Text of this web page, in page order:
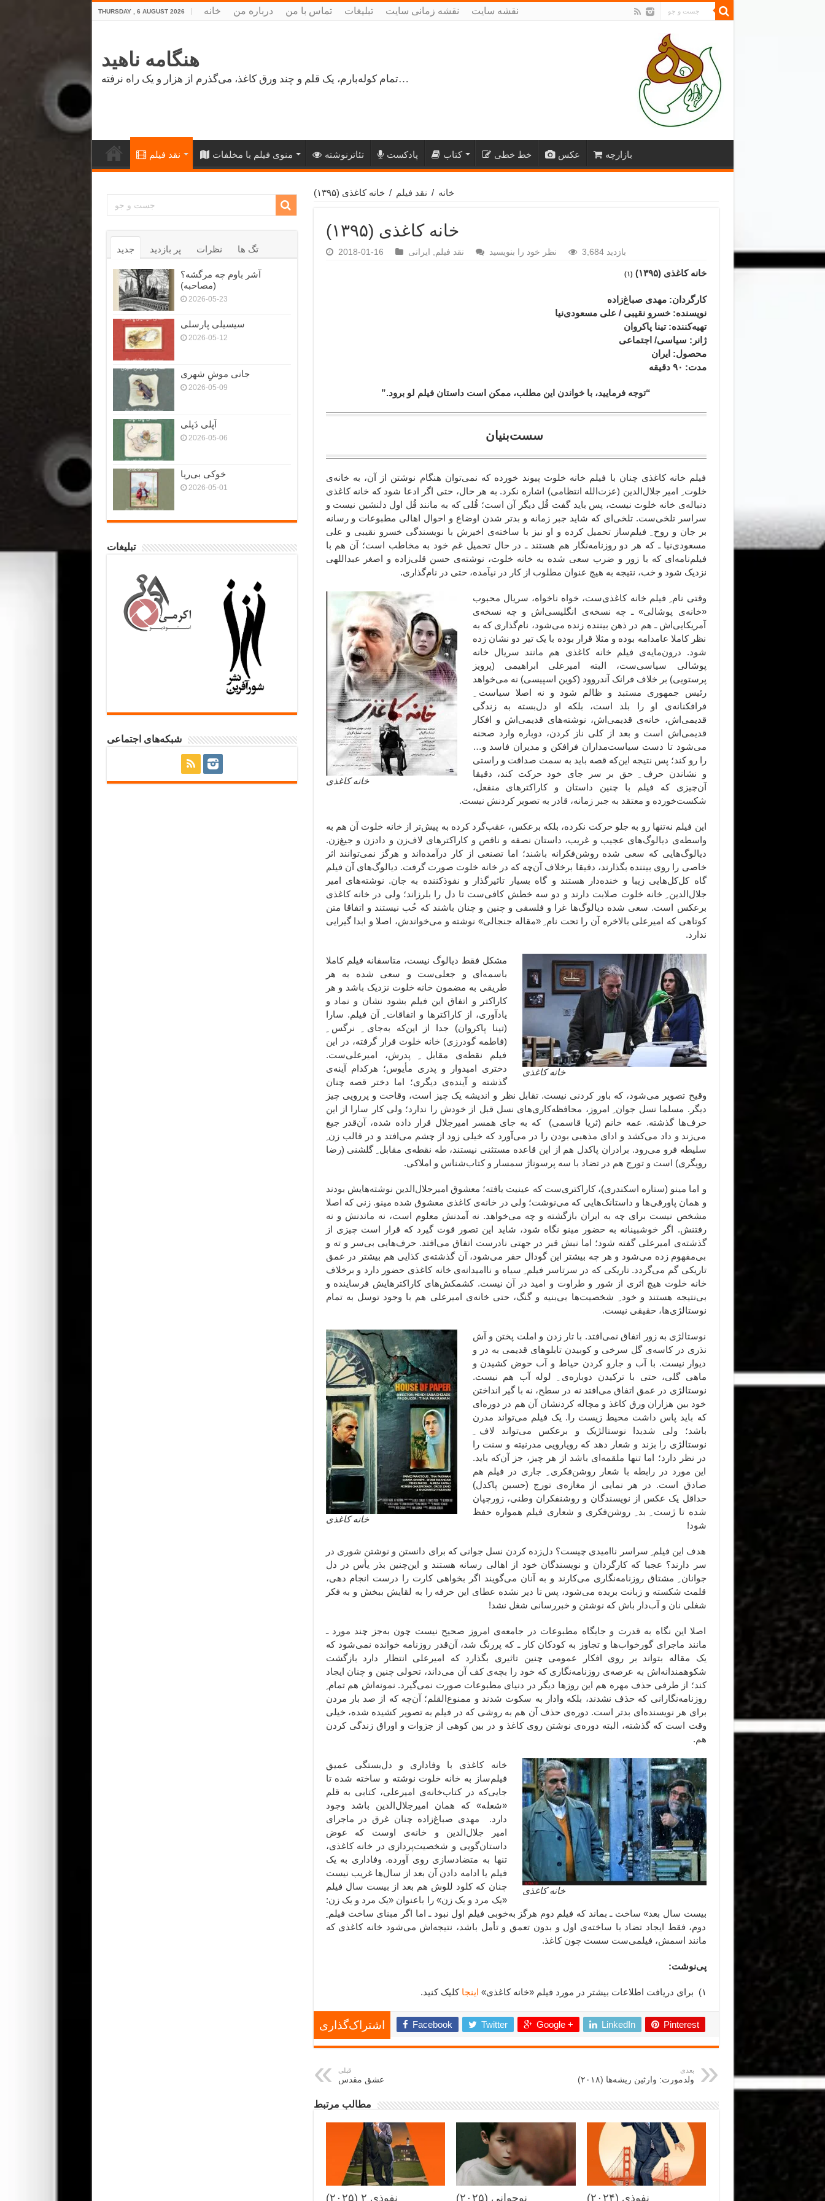
THURSDAY , 6 AUGUST 2026 خانه درباره من تماس با من تبلیغات نقشه زمانی سایت نقشه سایت
هنگامه ناهید
تمام کوله‌بارم، یک قلم و چند ورق کاغذ، می‌گذرم از هزار و یک راه نرفته…
نقد فیلم منوی فیلم با مخلفات تئاترنوشته پادکست کتاب خط خطی عکس بازارچه
خانه / نقد فیلم / خانه کاغذی (۱۳۹۵)
خانه کاغذی (۱۳۹۵)
2018-01-16 نقد فیلم ایرانی نظر خود را بنویسید 3,684 بازدید
خانه کاغذی (۱۳۹۵) (۱)
کارگردان: مهدی صباغ‌زاده
نویسنده: خسرو نقیبی / علی مسعودی‌نیا
تهیه‌کننده: تینا پاکروان
ژانر : سیاسی/ اجتماعی
محصول: ایران
مدت: ۹۰ دقیقه
“توجه فرمایید،‌ با خواندن این مطلب، ممکن است داستان فیلم لو برود.”
فیلم خانه کاغذی چنان با فیلم خانه خلوت پیوند خورده که نمی‌توان هنگام نوشتن از آن، به خانه‌ی
خلوت ِ امیر جلال‌الدین (عزت‌الله انتظامی) اشاره نکرد. به هر حال، حتی اگر ادعا شود که خانه کاغذی
دنباله‌ی خانه خلوت نیست، پس باید گفت قُل دیگر آن است؛ قُلی که به مانند قُل اول دلنشین نیست و
سراسر تلخی‌ست. تلخی‌ای که شاید جبر زمانه و بدتر شدن اوضاع و احوال اهالی مطبوعات و رسانه
بر جان و روح ِ فیلم‌ساز تحمیل کرده و او نیز با ساخته‌ی اخیرش با نویسندگی خسرو نقیبی و علی
مسعودی‌نیا ـ که هر دو روزنامه‌نگار هم هستند ـ در حال تحمیل غم خود به مخاطب است؛ آن هم با
فیلم‌نامه‌ای که با زور و ضرب سعی شده به خانه خلوت، نوشته‌ی حسن قلی‌زاده و اصغر عبداللهی
نزدیک شود و خب، نتیجه به هیچ عنوان مطلوب از کار در نیآمده، حتی در نام‌گذاری.
خانه کاغذی
وقتی نام ِ فیلم خانه کاغذی‌ست، خواه ناخواه، سریال محبوب
«خانه‌ی پوشالی» ـ چه نسخه‌ی انگلیسی‌اش و چه نسخه‌ی
آمریکایی‌اش ـ هم در ذهن بیننده زنده می‌شود، نام‌گذاری که به
نظر کاملا عامدامه بوده و مثلا قرار بوده با یک تیر دو نشان زده
شود. درون‌مایه‌ی فیلم خانه کاغذی هم مانند سریال خانه
پوشالی سیاسی‌ست، البته امیرعلی ابراهیمی (پرویز
پرستویی) بر خلاف فرانک آندروود (کوین اسپیسی) نه می‌خواهد
رئیس جمهوری مستبد و ظالم شود و نه اصلا سیاست ِ
فرافکنانه‌ی او را بلد است، بلکه او دل‌بسته به زندگی
قدیمی‌اش، خانه‌ی قدیمی‌اش، نوشته‌های قدیمی‌اش و افکار
قدیمی‌اش است و بعد از کلی ناز کردن، دوباره وارد صحنه
می‌شود تا دست سیاست‌مداران فرافکن و مدیران فاسد و…
را رو کند؛ پس نتیجه این‌که قصه باید به سمت صداقت و راستی
و نشاندن حرف ِ حق بر سر جای خود حرکت کند، دقیقا
آن‌چیزی که فیلم‌ با چنین داستان و کاراکترهای منفعل،
شکست‌خورده و معتقد به جبر زمانه، قادر به تصویر کردنش نیست.
این فیلم نه‌تنها رو به جلو حرکت نکرده، بلکه برعکس، عقب‌گرد کرده به پیش‌تر از خانه خلوت آن هم به
واسطه‌ی دیالوگ‌های عجیب و غریب، داستان نصفه و ناقص و کاراکترهای لاف‌زن و دادزن و جیغ‌زن.
دیالوگ‌هایی که سعی شده روشن‌فکرانه باشند؛ اما تصنعی از کار درآمده‌اند و هرگز نمی‌توانند اثر
خاصی را روی بیننده بگذارند، دقیقا برخلاف آن‌چه که در خانه خلوت صورت گرفت. دیالوگ‌های آن فیلم
گاه کل‌کل‌هایی زیبا و خنده‌دار هستند و گاه بسیار تاثیرگذار و نفوذکننده به جان. نوشته‌های امیر
جلال‌الدین ِ خانه خلوت صلابت دارند و دو سه خطش کافی‌ست تا دل را بلرزاند؛ ولی در خانه کاغذی
برعکس است. سعی شده دیالوگ‌ها غرا و فلسفی و چنین و چنان باشند که خُب نیستند و اتفاقا متن
کوتاهی که امیرعلی بالاخره آن را تحت نام ِ «مقاله جنجالی» نوشته و می‌خواندش، اصلا و ابدا گیرایی
ندارد.
خانه کاغذی
مشکل فقط دیالوگ نیست، متاسفانه فیلم کاملا
باسمه‌ای و جعلی‌ست و سعی شده به هر
طریقی به مضمون خانه خلوت نزدیک باشد و هر
کاراکتر و اتفاق این فیلم بشود نشان و نماد و
یادآوری، از کاراکترها و اتفاقات ِ آن فیلم. سارا
(تینا پاکروان) جدا از این‌که به‌جای ِ نرگس ِ
(فاطمه گودرزی) خانه خلوت قرار گرفته، در این
فیلم نقطه‌ی مقابل ِ پدرش، امیرعلی‌ست.
دختری امیدوار و پدری مأیوس؛ هرکدام آینه‌ی
گذشته و آینده‌ی دیگری؛ اما دختر قصه چنان
وقیح تصویر می‌شود، که باور کردنی‌ نیست. تقابل نظر و اندیشه یک چیز است، وقاحت و پررویی چیز
دیگر. مسلما نسل جوان ِ امروز، محافظه‌کاری‌های نسل قبل از خودش را ندارد؛ ولی کار سارا از این‌
حرف‌ها گذشته. عمه خانم (ثریا قاسمی) که به جای همسر امیرجلال قرار داده شده، آن‌قدر جیغ
می‌زند و داد می‌کشد و ادای مذهبی بودن را در می‌آورد که خیلی زود از چشم می‌افتد و در قالب زن ِ
سلیطه فرو می‌رود. برادران پاکدل هم از این قاعده مستثنی نیستند، طه نقطه‌ی مقابل ِ گلشنی (رضا
رویگری) است و تورج هم در تضاد با سه پرسوناژ سمسار و کتاب‌شناس و املاکی.
و اما مینو (ستاره اسکندری)، کاراکتری‌‌ست که عینیت یافته؛ معشوق امیرجلال‌الدین نوشته‌هایش بودند
و همان پاورقی‌ها و داستانک‌هایی که می‌نوشت؛ ولی در خانه‌ی کاغذی معشوق شده مینو. زنی که اصلا
مشخص نیست برای چه به ایران بازگشته و چه می‌خواهد. نه آمدنش معلوم است، نه ماندنش و نه
رفتنش. اگر خوشبینانه به حضور مینو نگاه شود، شاید این تصور قوت گیرد که قرار است چیزی از
گذشته‌ی امیرعلی گفته شود؛ اما نبش قبر در جهتی نادرست اتفاق می‌افتد. حرف‌هایی بی‌سر و ته و
بی‌مفهوم زده می‌شود و هر چه بیشتر این گودال حفر می‌شود، آن گذشته‌ی کذایی هم بیشتر در عمق
تاریکی گم می‌گردد. تاریکی که در سرتاسر فیلم ِ سیاه و ناامیدانه‌ی خانه کاغذی حضور دارد و برخلاف
خانه خلوت هیچ اثری از شور و طراوت و امید در آن نیست. کشمکش‌های کاراکترهایش فرساینده و
بی‌نتیجه هستند و خود ِ شخصیت‌ها بی‌بنیه و گنگ، حتی خانه‌ی امیرعلی هم با وجود توسل به تمام
نوستالژی‌ها، حقیقی نیست.
خانه کاغذی
نوستالژی به زور اتفاق نمی‌افتد. با تار زدن و املت پختن و آش
نذری در کاسه‌ی گل سرخی و کوبیدن تابلوهای قدیمی به در و
دیوار نیست. با آب و جارو کردن حیاط و آب حوض کشیدن و
ماهی گلی، حتی با ترکیدن دوباره‌ی ِ لوله آب هم نیست.
نوستالژی در عمق اتفاق می‌افتد نه در سطح، نه با گیر انداختن
خود بین هزاران ورق کاغذ و مچاله کردنشان آن هم در دوره‌ای
که باید پاس داشت محیط زیست را. یک فیلم می‌تواند مدرن
باشد؛ ولی شدیدا نوستالژیک و برعکس می‌تواند لاف ِ
نوستالژی را بزند و شعار دهد که رویارویی مدرنیته و سنت را
در نظر دارد؛ اما تنها ملقمه‌ای باشد از هر چیز، جز آن‌که باید.
این مورد در رابطه با شعار روشن‌فکری ِ جاری در فیلم هم
صادق است. در هر نمایی از مغازه‌ی تورج (حسین پاکدل)
حداقل یک عکس از نویسندگان و روشنفکران وطنی، زورچپان
شده تا ژست ِ بد ِ روشن‌فکری و شعاری فیلم همواره حفظ
شود!
هدف این فیلم ِ سراسر ناامیدی چیست؟ دل‌زده کردن نسل جوانی که برای دانستن و نوشتن شوری در
سر دارند؟ عجبا که کارگردان و نویسندگان خود از اهالی رسانه هستند و این‌چنین بذر یأس در دل
جوانان ِ مشتاق روزنامه‌نگاری می‌کارند و به آنان می‌‌گویند اگر بخواهی کارت را درست انجام دهی،
قلمت شکسته و زبانت بریده می‌شود، پس تا دیر نشده عطای این حرفه را به لقایش ببخش و به فکر
شغلی نان و آب‌دار باش که نوشتن و خبررسانی شغل نشد!
اصلا این نگاه به قدرت و جایگاه مطبوعات در جامعه‌ی امروز صحیح نیست چون به‌جز چند مورد ـ
مانند ماجرای گورخواب‌ها و تجاوز به کودکان کار ـ که پررنگ شد، آن‌قدر روزنامه خوانده نمی‌شود که
یک مقاله بتواند بر روی افکار عمومی چنین تاثیری بگذارد که امیرعلی انتظار دارد بازگشت
شکوهمندانه‌اش به عرصه‌ی روزنامه‌نگاری که خود را بچه‌ی کف آن می‌داند، تحولی چنین و چنان ایجاد
کند؛ از طرفی حذف مهره هم این روزها دیگر در دنیای مطبوعات صورت نمی‌گیرد. نمونه‌اش هم تمام ِ
روزنامه‌نگارانی که حذف نشدند، بلکه وادار به سکوت شدند و ممنوع‌القلم؛ آن‌چه که از صد بار مردن
برای هر نویسنده‌ای بدتر است. دوره‌ی حذف آن هم به روشی که در فیلم به تصویر کشیده شده، خیلی
وقت است که گذشته، البته دوره‌ی نوشتن روی کاغذ و در بین کوهی از جزوات و اوراق زندگی کردن
هم.
خانه کاغذی
خانه کاغذی با وفاداری و دل‌بستگی عمیق
فیلم‌ساز به خانه خلوت نوشته و ساخته شده تا
جایی‌که در کتاب‌خانه‌ی امیرعلی، کتابی به قلم
«شعله» که همان امیرجلال‌الدین باشد وجود
دارد. مهدی صباغ‌زاده چنان غرق در ماجرای
امیر جلال‌الدین و خانه‌ی اوست که عوض
داستان‌‌گویی و شخصیت‌پردازی در خانه کاغذی،
تنها به متضاد‌سازی روی آورده. وفاداری به یک
فیلم یا ادامه دادن آن بعد از سال‌ها غریب نیست
چنان که کلود للوش هم بعد از بیست سال فیلم
«یک مرد و یک زن» را باعنوان «یک مرد و یک زن:
بیست سال بعد» ساخت ـ بماند که فیلم دوم هرگز به‌خوبی فیلم اول نبود ـ اما اگر مبنای ساخت فیلم ِ
دوم، فقط ایجاد تضاد با ساخته‌ی اول و بدون تعمق و تأمل باشد، نتیجه‌اش می‌شود خانه کاغذی که
مانند اسمش، فیلمی‌ست سست چون کاغذ.
پی‌نوشت:
۱) برای دریافت اطلاعات بیشتر در مورد فیلم «خانه کاغذی» اینجا کلیک کنید.
اشتراک‌گذاری Facebook Twitter Google + LinkedIn Pinterest
قبلی
عشق مقدس
بعدی
ولدمورت: وارثین ریشه‌ها (۲۰۱۸)
مطالب مرتبط
نفوذی ۲ (۲۰۲۵) نوجوانی (۲۰۲۵) نفوذی (۲۰۲۴)
جدید پر بازدید نظرات تگ ها
آشر باوم چه مرگشه؟
(مصاحبه)
2026-05-23
سیسیلی پارسلی
2026-05-12
جانی موشِ شهری
2026-05-09
اَپلی دَپلی
2026-05-06
خوکی بی‌ریا
2026-05-01
تبلیغات
شبکه‌های اجتماعی